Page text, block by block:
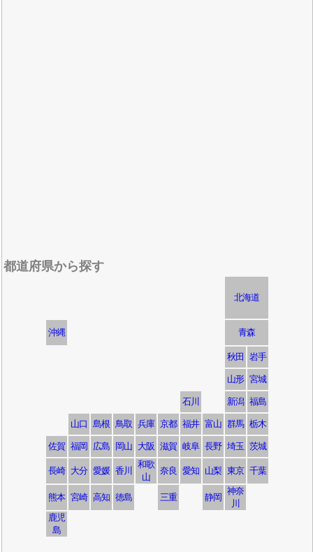
都道府県から探す
北海道
沖縄 青森
秋田 岩手
山形 宮城
石川 新潟 福島
山口 島根 鳥取 兵庫 京都 福井 富山 群馬 栃木
佐賀 福岡 広島 岡山 大阪 滋賀 岐阜 長野 埼玉 茨城
長崎 大分 愛媛 香川
和歌
山
奈良 愛知 山梨 東京 千葉
熊本 宮崎 高知 徳島 三重 静岡
神奈
川
鹿児
島